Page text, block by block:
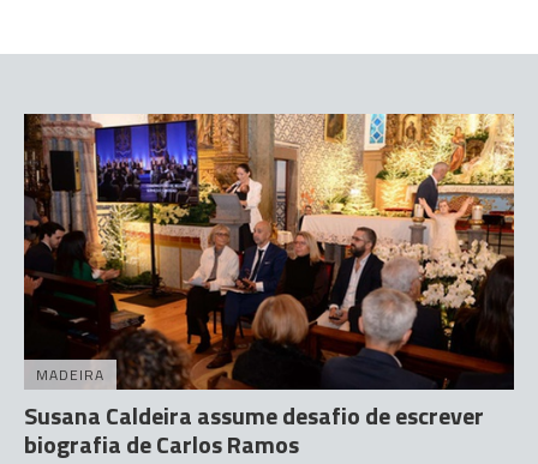
MADEIRA
Susana Caldeira assume desafio de escrever
biografia de Carlos Ramos